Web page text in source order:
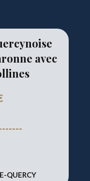
avec
QUERCY